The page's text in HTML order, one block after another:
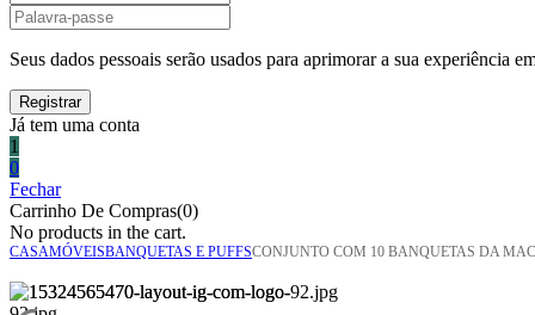
Seus dados pessoais serão usados para aprimorar a sua experiência
Já tem uma conta
1
0
Fechar
Carrinho De Compras(0)
No products in the cart.
CASAMÓVEISBANQUETAS E PUFFSCONJUNTO COM 10 BANQUETAS DA MAC